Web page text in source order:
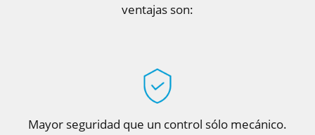
ventajas son:
Mayor seguridad que un control sólo mecánico.